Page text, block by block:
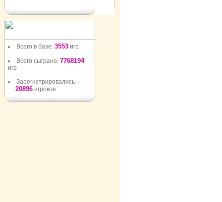
Всего в базе: 3553 игр
Всего сыграно: 7768194
игр
Зарегистрировались
20896 игроков